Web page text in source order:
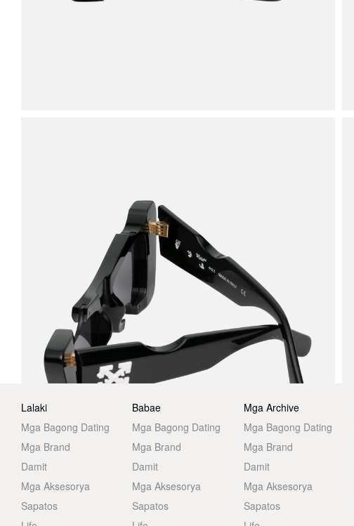
Lalaki
Mga Bagong Dating
Mga Brand
Damit
Mga Aksesorya
Sapatos
Babae
Mga Bagong Dating
Mga Brand
Damit
Mga Aksesorya
Sapatos
Mga Archive
Mga Bagong Dating
Mga Brand
Damit
Mga Aksesorya
Sapatos